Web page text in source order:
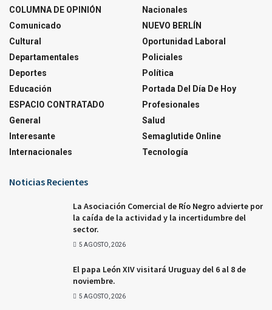
COLUMNA DE OPINIÓN
Comunicado
Cultural
Departamentales
Deportes
Educación
ESPACIO CONTRATADO
General
Interesante
Internacionales
Nacionales
NUEVO BERLÍN
Oportunidad Laboral
Policiales
Política
Portada Del Día De Hoy
Profesionales
Salud
Semaglutide Online
Tecnología
Noticias Recientes
La Asociación Comercial de Río Negro advierte por
la caída de la actividad y la incertidumbre del
sector.
5 AGOSTO, 2026
El papa León XIV visitará Uruguay del 6 al 8 de
noviembre.
5 AGOSTO, 2026